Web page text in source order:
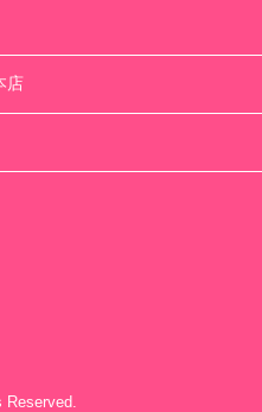
店
Reserved.